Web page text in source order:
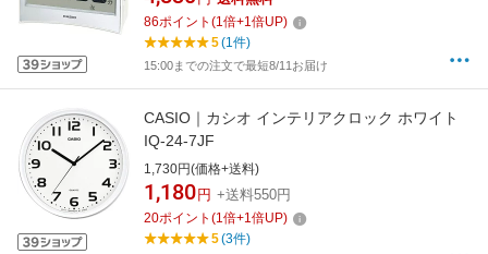
[DQDS01J7JF]
86ポイント (1倍+1倍UP)
5(1件)
15:00までの注文で最短8/11お届け
CASIO｜カシオ インテリアクロック ホワイト
IQ-24-7JF
1,730円(価格+送料)
1,180 円 +送料550円
20ポイント (1倍+1倍UP)
5(3件)